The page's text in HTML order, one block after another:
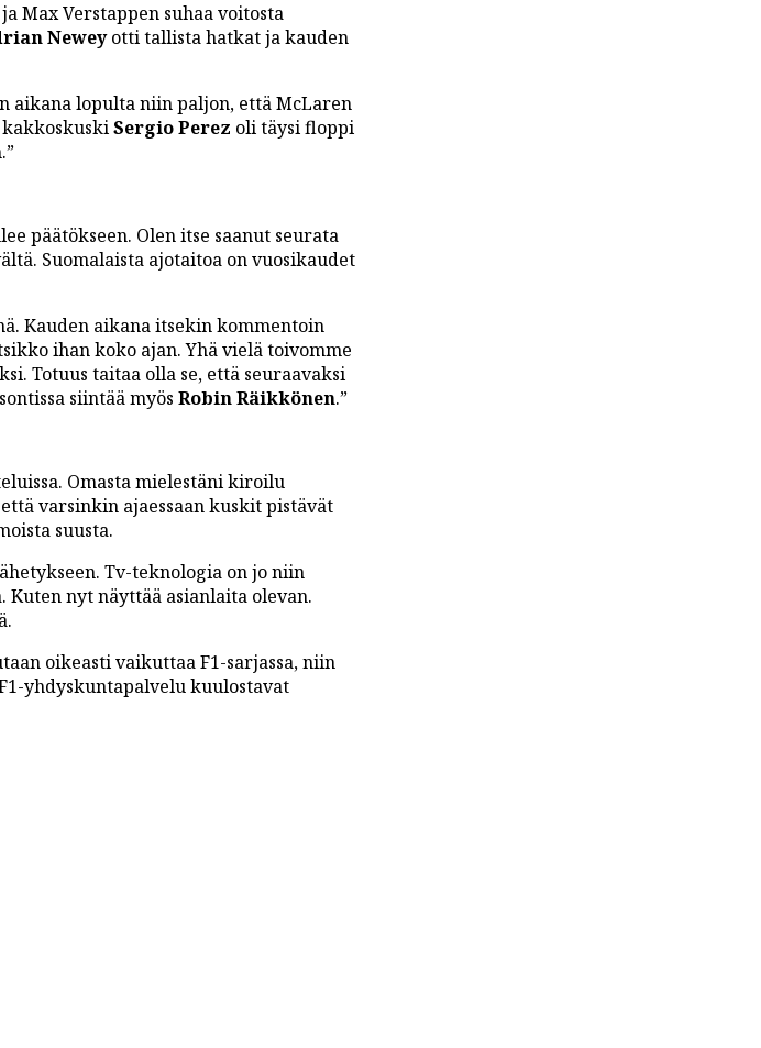
Max Verstappen suhaa voitosta
Neweyotti tallista hatkat ja kauden
aikana lopulta niin paljon, että McLaren
Sergio Perez oli täysi floppi
päätökseen. Olen itse saanut seurata
Suomalaista ajotaitoa on vuosikaudet
Kauden aikana itsekin kommentoin
ihan koko ajan. Yhä vielä toivomme
Totuus taitaa olla se, että seuraavaksi
siintää myös Robin Räikkönen.”
Omasta mielestäni kiroilu
varsinkin ajaessaan kuskit pistävät
suusta.
Tv-teknologia on jo niin
nyt näyttää asianlaita olevan.
oikeasti vaikuttaa F1-sarjassa, niin
yhdyskuntapalvelu kuulostavat